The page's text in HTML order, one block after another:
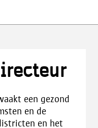
een gezond
en de
en het